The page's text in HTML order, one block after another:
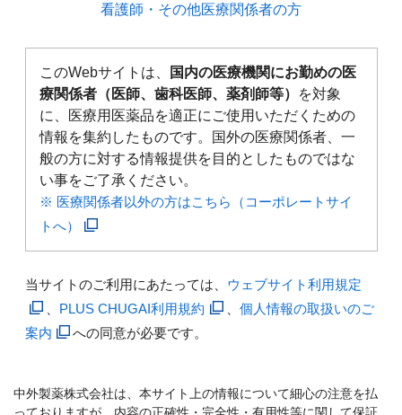
看護師・その他医療関係者の方​
このWebサイトは、
国内の医療機関にお勤めの医
療関係者（医師、歯科医師、薬剤師等）
を対象
に、医療用医薬品を適正にご使用いただくための
情報を集約したものです。国外の医療関係者、一
般の方に対する情報提供を目的としたものではな
い事をご了承ください。
※ 医療関係者以外の方はこちら（コーポレートサイ
トへ）
当サイトのご利用にあたっては、 ウェブサイト利用規定
PLUS CHUGAI利用規約
個人情報の取扱いのご
案内
への同意が必要です。
中外製薬株式会社は、本サイト上の情報について細心の注意を払
っておりますが、内容の正確性・完全性・有用性等に関して保証